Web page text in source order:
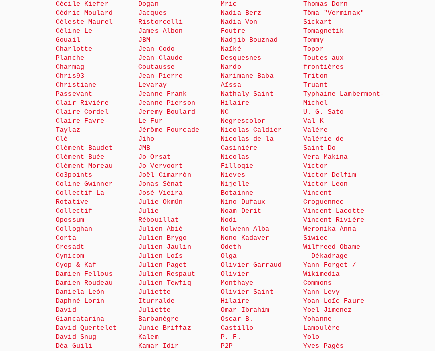
Cécile Kiefer
Cédric Moulard
Céleste Maurel
Céline Le
Gouail
Charlotte
Planche
Charmag
Chris93
Christiane
Passevant
Clair Rivière
Claire Cordel
Claire Favre-
Taylaz
Clé
Clément Baudet
Clément Buée
Clément Moreau
Co3points
Coline Gwinner
Collectif La
Rotative
Collectif
Opossum
Colloghan
Corta
Cresadt
Cynicom
Cyop & Kaf
Damien Fellous
Damien Roudeau
Daniela León
Daphné Lorin
David
Giancatarina
David Quertelet
David Snug
Déa Guili
Dogan
Jacques
Ristorcelli
James Albon
JBM
Jean Codo
Jean-Claude
Coutausse
Jean-Pierre
Levaray
Jeanne Frank
Jeanne Pierson
Jeremy Boulard
Le Fur
Jérôme Fourcade
Jiho
JMB
Jo Orsat
Jo Vervoort
Joël Cimarrón
Jonas Sénat
José Vieira
Julie Okmûn
Julie
Rébouillat
Julien Abié
Julien Brygo
Julien Jaulin
Julien Loïs
Julien Paget
Julien Respaut
Julien Tewfiq
Juliette
Iturralde
Juliette
Barbanègre
Junie Briffaz
Kalem
Kamar Idir
Mric
Nadia Berz
Nadia Von
Foutre
Nadjib Bouznad
Naïké
Desquesnes
Nardo
Narimane Baba
Aïssa
Nathaly Saint-
Hilaire
NC
Negrescolor
Nicolas Caldier
Nicolas de la
Casinière
Nicolas
Filloqie
Nieves
Nijelle
Botainne
Nino Dufaux
Noam Derit
Nodi
Nolwenn Alba
Nono Kadaver
Odeth
Olga
Olivier Garraud
Olivier
Monthaye
Olivier Saint-
Hilaire
Omar Ibrahim
Oscar B.
Castillo
P. F.
P2P
Thomas Dorn
Tôma "Verminax"
Sickart
Tomagnetik
Tommy
Topor
Toutes aux
frontières
Triton
Truant
Typhaine Lambermont-
Michel
U. G. Sato
Val K
Valère
Valérie de
Saint-Do
Vera Makina
Victor
Victor Delfim
Victor Leon
Vincent
Croguennec
Vincent Lacotte
Vincent Rivière
Weronika Anna
Siwiec
Wilfreed Obame
– Dékadrage
Yann Forget /
Wikimedia
Commons
Yann Levy
Yoan-Loïc Faure
Yoel Jimenez
Yohanne
Lamoulère
Yolo
Yves Pagès